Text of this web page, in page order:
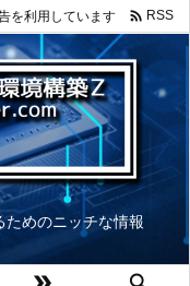
ためのニッチな情報
を利用しています  RSS